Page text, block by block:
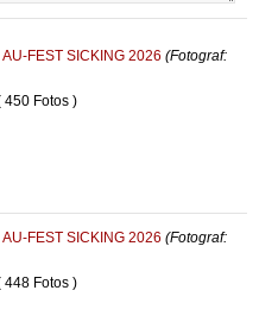
AU-FEST SICKING 2026 (Fotograf:
450 Fotos )
AU-FEST SICKING 2026 (Fotograf:
448 Fotos )